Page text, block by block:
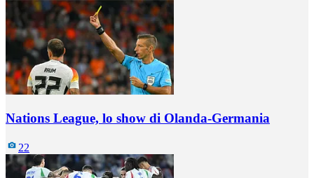
Nations League, lo show di Olanda-Germania
22